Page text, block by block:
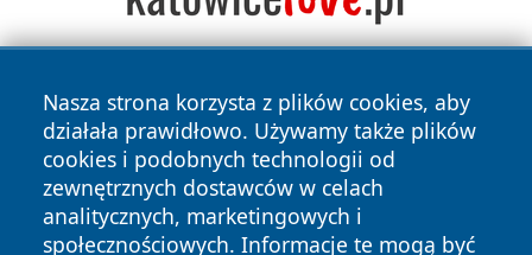
Nasza strona korzysta z plików cookies, aby
działała prawidłowo. Używamy także plików
cookies i podobnych technologii od
zewnętrznych dostawców w celach
analitycznych, marketingowych i
społecznościowych. Informacje te mogą być
Copyright © 2026 faktybytom.pl Wszystkie prawa zastrzeżone.